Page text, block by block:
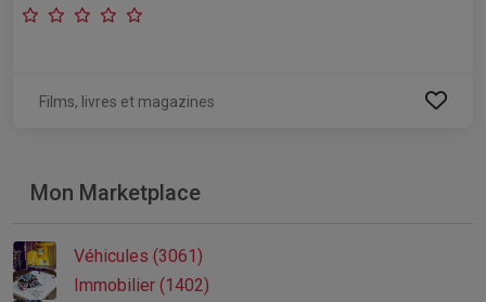
Films, livres et magazines
Mon Marketplace
Véhicules (3061)
Immobilier (1402)